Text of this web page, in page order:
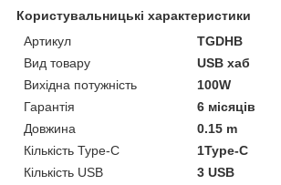
Користувальницькі характеристики
Артикул
TGDHB
Вид товару
USB хаб
Вихідна потужність
100W
Гарантія
6 місяців
Довжина
0.15 m
Кількість Type-C
1Type-C
Кількість USB
3 USB